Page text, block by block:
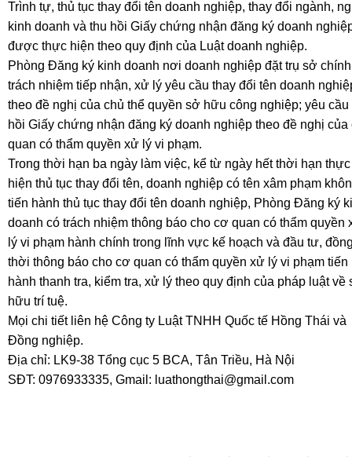
Trình tự, thủ tục thay đổi tên doanh nghiệp, thay đổi ngành,
kinh doanh và thu hồi Giấy chứng nhận đăng ký doanh
được thực hiện theo quy định của Luật doanh nghiệp.
Phòng Đăng ký kinh doanh nơi doanh nghiệp đặt trụ sở
trách nhiệm tiếp nhận, xử lý yêu cầu thay đổi tên doanh
theo đề nghị của chủ thể quyền sở hữu công nghiệp; yêu cầu
hồi Giấy chứng nhận đăng ký doanh nghiệp theo đề nghị của
quan có thẩm quyền xử lý vi phạm.
Trong thời hạn ba ngày làm việc, kể từ ngày hết thời hạn thực
hiện thủ tục thay đổi tên, doanh nghiệp có tên xâm phạm
tiến hành thủ tục thay đổi tên doanh nghiệp, Phòng Đăng ký
doanh có trách nhiệm thông báo cho cơ quan có thẩm quyền
lý vi phạm hành chính trong lĩnh vực kế hoạch và đầu tư,
thời thông báo cho cơ quan có thẩm quyền xử lý vi phạm tiến
hành thanh tra, kiểm tra, xử lý theo quy định của pháp luật về
hữu trí tuệ.
Mọi chi tiết liên hệ Công ty Luật TNHH Quốc tế Hồng Thái và
Đồng nghiệp.
Địa chỉ: LK9-38 Tổng cục 5 BCA, Tân Triều, Hà Nội
SĐT: 0976933335, Gmail: luathongthai@gmail.com